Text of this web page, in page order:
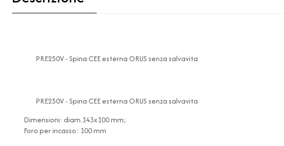
PRE250V - Spina CEE esterna ORUS senza salvavita
PRE250V - Spina CEE esterna ORUS senza salvavita
Dimensioni: diam.143x100 mm;
Foro per incasso: 100 mm